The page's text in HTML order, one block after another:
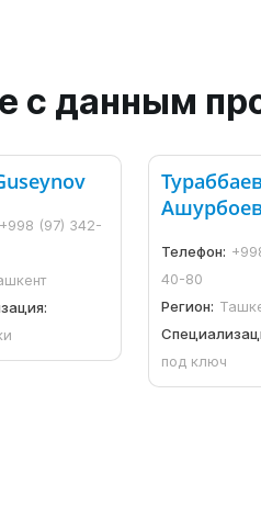
с данным
+998 (97) 342-
Телефон:
40-80
Регион:
под ключ